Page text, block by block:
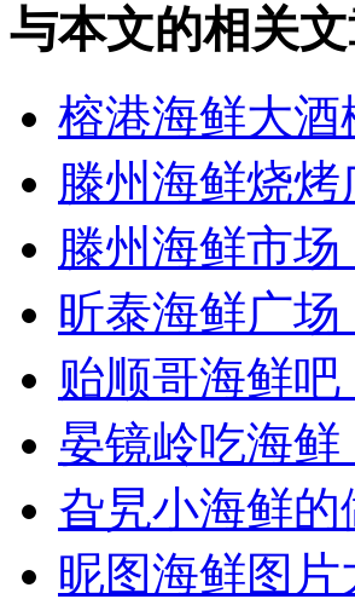
与本文的相关
榕港海鲜大酒
滕州海鲜烧
滕州海鲜市
昕泰海鲜广
贻顺哥海鲜
晏镜岭吃海
旮旯小海鲜
昵图海鲜图